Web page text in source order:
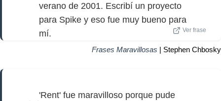
verano de 2001. Escribí un proyecto
para Spike y eso fue muy bueno para
mí.
Ver frase
Frases Maravillosas | Stephen Chbosky
'Rent' fue maravilloso porque pude